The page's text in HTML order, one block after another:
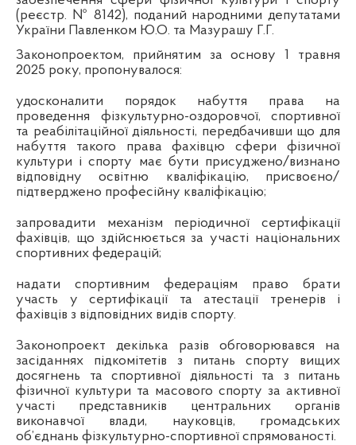
(реєстр. № 8142), поданий народними депутатами
України Павленком Ю.О. та Мазурашу Г.Г.
Законопроектом, прийнятим за основу 1 травня
2025 року, пропонувалося:
удосконалити порядок набуття права на
проведення фізкультурно-оздоровчої, спортивної
та реабілітаційної діяльності, передбачивши що для
набуття такого права фахівцю сфери фізичної
культури і спорту має бути присуджено/визнано
відповідну освітню кваліфікацію, присвоєно/
підтверджено професійну кваліфікацію;
запровадити механізм періодичної сертифікації
фахівців, що здійснюється за участі національних
спортивних федерацій;
надати спортивним федераціям право брати
участь у сертифікації та атестації тренерів і
фахівців з відповідних видів спорту.
Законопроект декілька разів обговорювався на
засіданнях підкомітетів з питань спорту вищих
досягнень та спортивної діяльності та з питань
фізичної культури та масового спорту за активної
участі представників центральних органів
виконавчої влади, науковців, громадських
об’єднань фізкультурно-спортивної спрямованості.